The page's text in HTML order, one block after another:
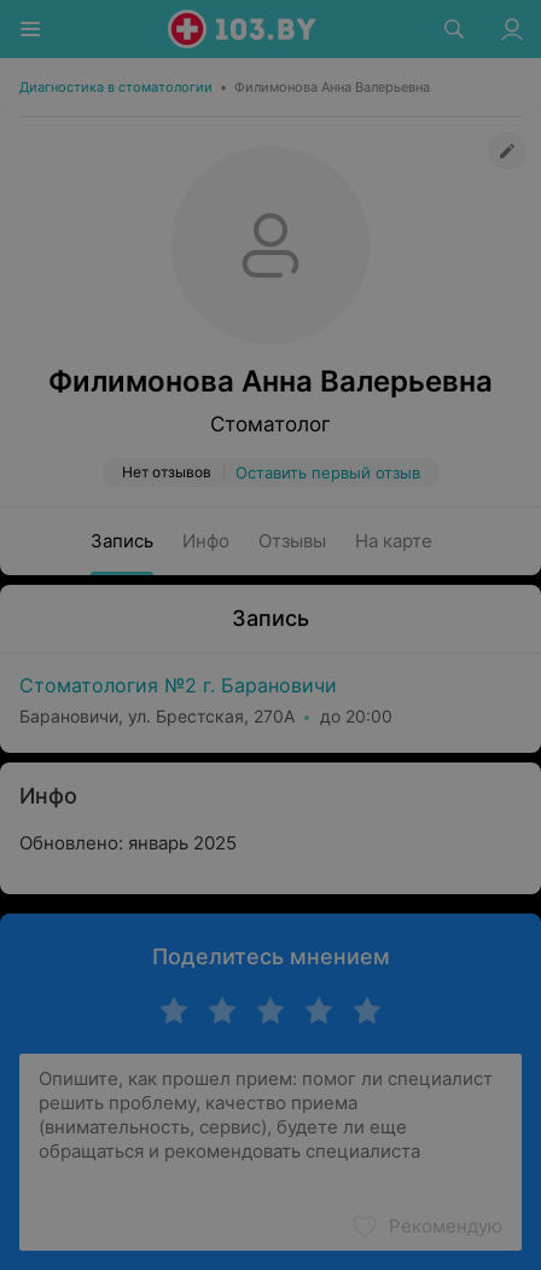
Диагностика в стоматологии • Филимонова Анна Валерьевна
Филимонова Анна Валерьевна
Стоматолог
Нет отзывов Оставить первый отзыв
Запись Инфо Отзывы На карте
Запись
Стоматология №2 г. Барановичи
Барановичи, ул. Брестская, 270А до 20:00
Инфо
Обновлено: январь 2025
Поделитесь мнением
Рекомендую